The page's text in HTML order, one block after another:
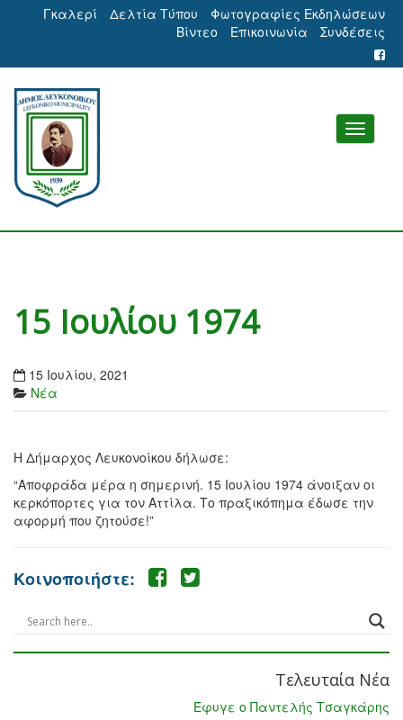
Γκαλερί Δελτία Τύπου
Φωτογραφίες Εκδηλώσεων
Βίντεο
Επικοινωνία Συνδέσεις
15 Ιουλίου 1974
15 Ιουλίου, 2021
Νέα
Η Δήμαρχος Λευκονοίκου δήλωσε:
“Αποφράδα μέρα η σημερινή. 15 Ιουλίου 1974 άνοιξαν οι
κερκόπορτες για τον Αττίλα. Το πραξικόπημα έδωσε την
αφορμή που ζητούσε!”
Κοινοποιήστε:
Τελευταία Νέα
Έφυγε ο Παντελής Τσαγκάρης